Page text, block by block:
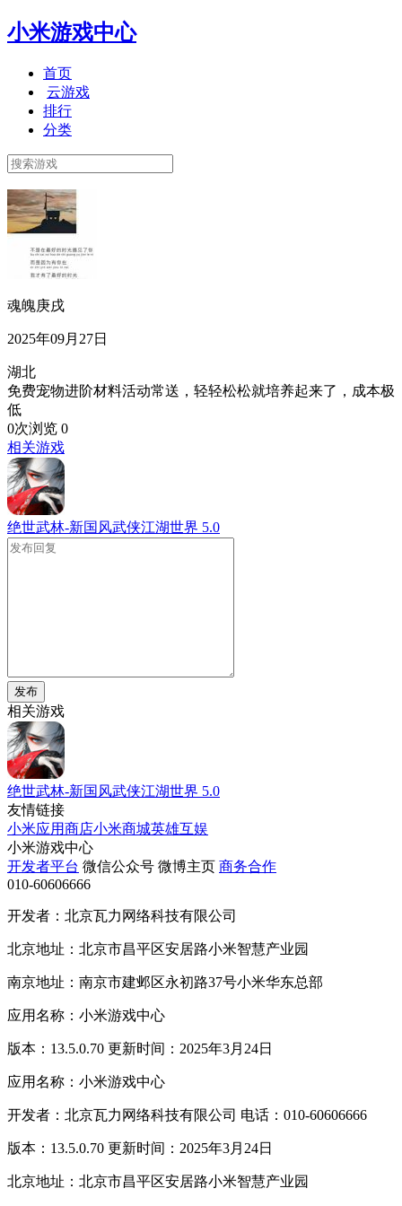
小米游戏中心
首页
云游戏
排行
分类
魂魄庚戌
2025年09月27日
湖北
免费宠物进阶材料活动常送，轻轻松松就培养起来了，成本极
低
0次浏览 0
相关游戏
绝世武林-新国风武侠江湖世界 5.0
发布
相关游戏
绝世武林-新国风武侠江湖世界 5.0
友情链接
小米应用商店小米商城英雄互娱
小米游戏中心
开发者平台 微信公众号 微博主页 商务合作
010-60606666
开发者：北京瓦力网络科技有限公司
北京地址：北京市昌平区安居路小米智慧产业园
南京地址：南京市建邺区永初路37号小米华东总部
应用名称：小米游戏中心
版本：13.5.0.70 更新时间：2025年3月24日
应用名称：小米游戏中心
开发者：北京瓦力网络科技有限公司 电话：010-60606666
版本：13.5.0.70 更新时间：2025年3月24日
北京地址：北京市昌平区安居路小米智慧产业园